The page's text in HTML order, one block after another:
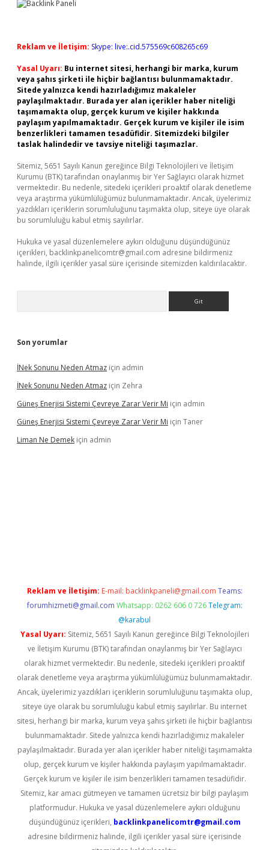
Reklam ve İletişim: Skype: live:.cid.575569c608265c69
Yasal Uyarı: Bu internet sitesi, herhangi bir marka, kurum
veya şahıs şirketi ile hiçbir bağlantısı bulunmamaktadır.
Sitede yalnızca kendi hazırladığımız makaleler
paylaşılmaktadır. Burada yer alan içerikler haber niteliği
taşımamakta olup, gerçek kurum ve kişiler hakkında
paylaşım yapılmamaktadır. Gerçek kurum ve kişiler ile isim
benzerlikleri tamamen tesadüfidir. Sitemizdeki bilgiler
taslak halindedir ve tavsiye niteliği taşımazlar.
Sitemiz, 5651 Sayılı Kanun gereğince Bilgi Teknolojileri ve İletişim
Kurumu (BTK) tarafından onaylanmış bir Yer Sağlayıcı olarak hizmet
vermektedir. Bu nedenle, sitedeki içerikleri proaktif olarak denetleme
veya araştırma yükümlülüğümüz bulunmamaktadır. Ancak, üyelerimiz
yazdıkları içeriklerin sorumluluğunu taşımakta olup, siteye üye olarak
bu sorumluluğu kabul etmiş sayılırlar.
Hukuka ve yasal düzenlemelere aykırı olduğunu düşündüğünüz
içerikleri, backlinkpanelicomtr@gmail.com adresine bildirmeniz
halinde, ilgili içerikler yasal süre içerisinde sitemizden kaldırılacaktır.
Son yorumlar
İNek Sonunu Neden Atmaz için admin
İNek Sonunu Neden Atmaz için Zehra
Güneş Enerjisi Sistemi Çevreye Zarar Verir Mi için admin
Güneş Enerjisi Sistemi Çevreye Zarar Verir Mi için Taner
Liman Ne Demek için admin
Reklam ve İletişim: E-mail: backlinkpaneli@gmail.com Teams:
forumhizmeti@gmail.com Whatsapp: 0262 606 0 726 Telegram:
@karabul
Yasal Uyarı: Sitemiz, 5651 Sayılı Kanun gereğince Bilgi Teknolojileri
ve İletişim Kurumu (BTK) tarafından onaylanmış bir Yer Sağlayıcı
olarak hizmet vermektedir. Bu nedenle, sitedeki içerikleri proaktif
olarak denetleme veya araştırma yükümlülüğümüz bulunmamaktadır.
Ancak, üyelerimiz yazdıkları içeriklerin sorumluluğunu taşımakta olup,
siteye üye olarak bu sorumluluğu kabul etmiş sayılırlar. Bu internet
sitesi, herhangi bir marka, kurum veya şahıs şirketi ile hiçbir bağlantısı
bulunmamaktadır. Sitede yalnızca kendi hazırladığımız makaleler
paylaşılmaktadır. Burada yer alan içerikler haber niteliği taşımamakta
olup, gerçek kurum ve kişiler hakkında paylaşım yapılmamaktadır.
Gerçek kurum ve kişiler ile isim benzerlikleri tamamen tesadüfidir.
Sitemiz, kar amacı gütmeyen ve tamamen ücretsiz bir bilgi paylaşım
platformudur. Hukuka ve yasal düzenlemelere aykırı olduğunu
düşündüğünüz içerikleri, backlinkpanelicomtr@gmail.com
adresine bildirmeniz halinde, ilgili içerikler yasal süre içerisinde